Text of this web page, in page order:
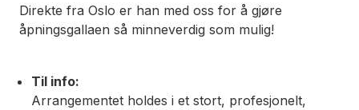
Direkte fra Oslo er han med oss for å gjøre
åpningsgallaen så minneverdig som mulig!
Til info:
Arrangementet holdes i et stort, profesjonelt,